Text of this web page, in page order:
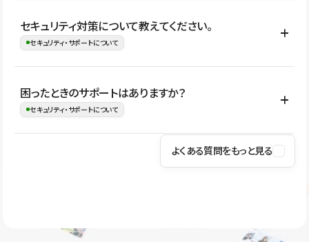
はい。CMSやコンポーネントを活用して更新範囲を設計しておく
ことで、デザインを崩しにくい状態で運用できます。 さらにコン
ながらレイアウトに影響を与えずに更新作業を進めやすくなりま
す。
セキュリティ対策について教えてください。
セキュリティ・サポートについて
Studioでは、公開サイトやサービスを安全に利用できるよう、通信
の暗号化、データ保護、アクセス管理、脆弱性対策など、複数の観
はSSL/TLSによる通信暗号化に対応しており、悪質なスクリプトの
困ったときのサポートはありますか？
セキュリティ・サポートについて
操作方法や機能については、ヘルプセンターでご確認いただけま
ユーザー同士で質問・相談できるコミュニティもご利用ください。
よくある質問をもっと見る